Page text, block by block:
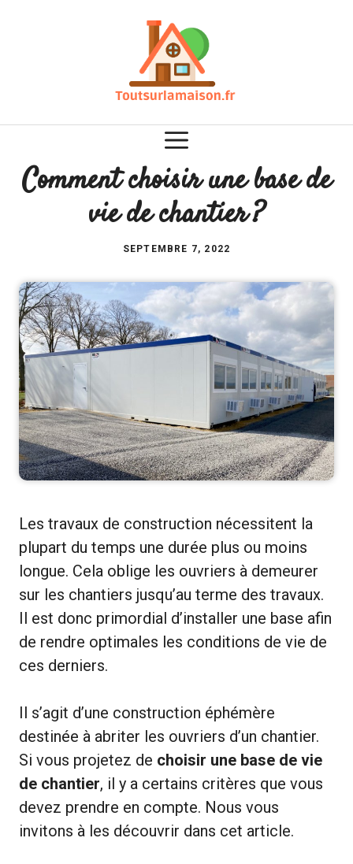
Comment choisir une base de
vie de chantier ?
SEPTEMBRE 7, 2022
Les travaux de construction nécessitent la
plupart du temps une durée plus ou moins
longue. Cela oblige les ouvriers à demeurer
sur les chantiers jusqu’au terme des travaux.
Il est donc primordial d’installer une base afin
de rendre optimales les conditions de vie de
ces derniers.
Il s’agit d’une construction éphémère
destinée à abriter les ouvriers d’un chantier.
Si vous projetez de choisir une base de vie
de chantier, il y a certains critères que vous
devez prendre en compte. Nous vous
invitons à les découvrir dans cet article.